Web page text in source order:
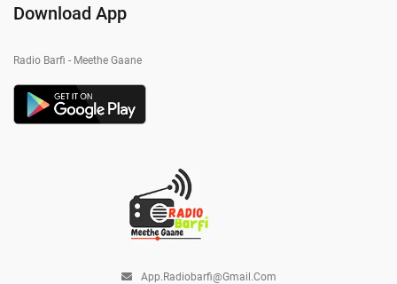
Download App
Radio Barfi - Meethe Gaane
App.radiobarfi@gmail.com